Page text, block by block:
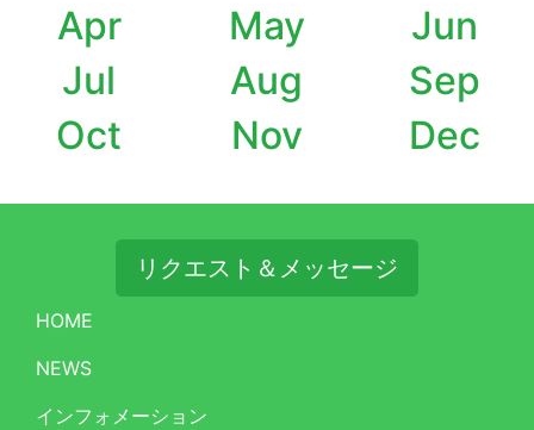
Apr
May
Jun
Jul
Aug
Sep
Oct
Nov Dec
リクエスト＆メッセージ
HOME
NEWS
インフォメーション